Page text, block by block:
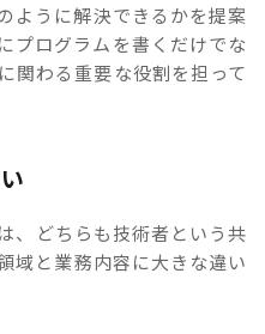
ように解決できるかを提案
プログラムを書くだけでな
関わる重要な役割を担って
、どちらも技術者という共
域と業務内容に大きな違い